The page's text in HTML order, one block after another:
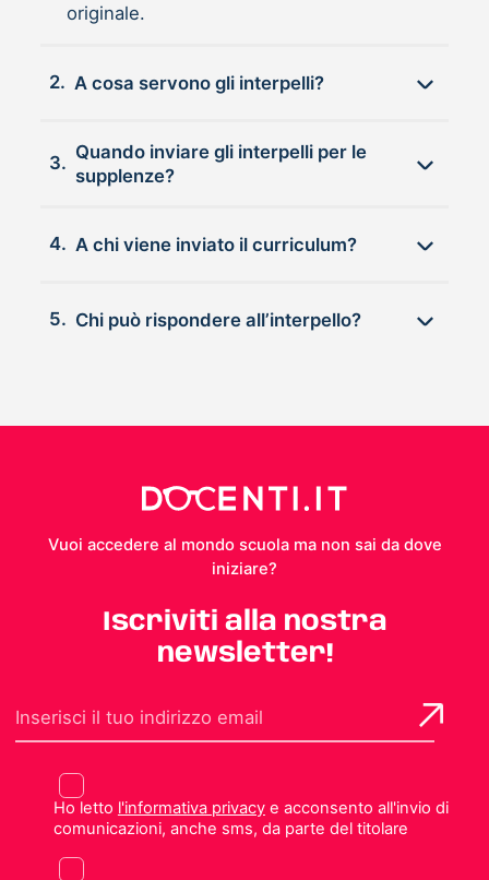
originale.
2. A cosa servono gli interpelli?
3.
Quando inviare gli interpelli per le
supplenze?
4. A chi viene inviato il curriculum?
5. Chi può rispondere all’interpello?
Vuoi accedere al mondo scuola ma non sai da dove
iniziare?
Iscriviti alla nostra
newsletter!
Ho letto l'informativa privacye acconsento all'invio di
comunicazioni, anche sms, da parte del titolare